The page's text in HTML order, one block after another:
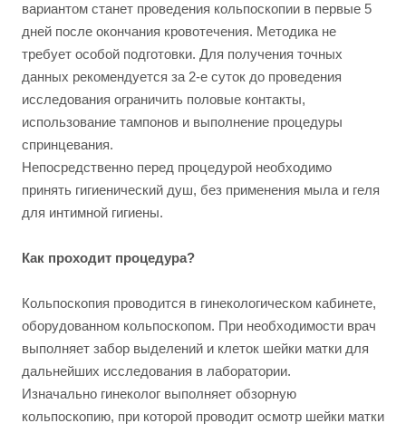
вариантом станет проведения кольпоскопии в первые 5
дней после окончания кровотечения. Методика не
требует особой подготовки. Для получения точных
данных рекомендуется за 2-е суток до проведения
исследования ограничить половые контакты,
использование тампонов и выполнение процедуры
спринцевания.
Непосредственно перед процедурой необходимо
принять гигиенический душ, без применения мыла и геля
для интимной гигиены.
Как проходит процедура?
Кольпоскопия проводится в гинекологическом кабинете,
оборудованном кольпоскопом. При необходимости врач
выполняет забор выделений и клеток шейки матки для
дальнейших исследования в лаборатории.
Изначально гинеколог выполняет обзорную
кольпоскопию, при которой проводит осмотр шейки матки